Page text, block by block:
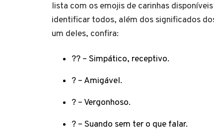
lista com os emojis de carinhas
identificar todos, além dos significados
um deles, confira:
?? – Simpático, receptivo.
? – Amigável.
? – Vergonhoso.
? – Suando sem ter o que falar.